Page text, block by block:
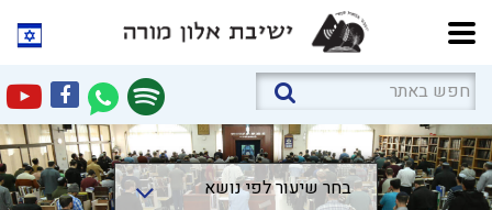
בחר שיעור לפי נושא
בחר שיעור לפי נושא